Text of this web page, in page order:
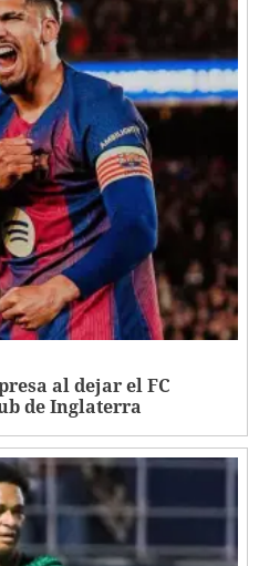
al dejar el FC
de Inglaterra